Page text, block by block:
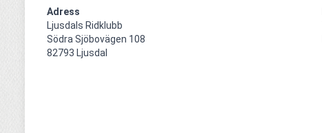
Adress
Ljusdals Ridklubb
Södra Sjöbovägen 108
82793 Ljusdal